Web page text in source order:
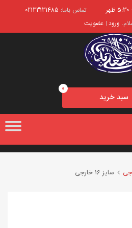
تماس باما: 02133131485
ورود | عضویت
سبد خرید
0
سایز 16 خارجی